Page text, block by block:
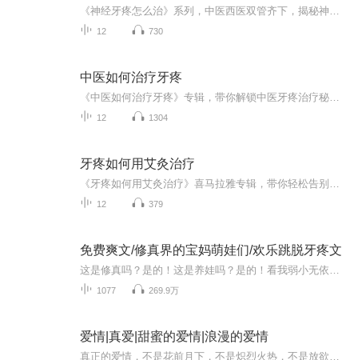
12 730
中医如何治疗牙疼
12 1304
牙疼如何用艾灸治疗
12 379
免费爽文/修真界的宝妈萌娃们/欢乐跳脱牙疼文
1077 269.9万
爱情|真爱|甜蜜的爱情|浪漫的爱情